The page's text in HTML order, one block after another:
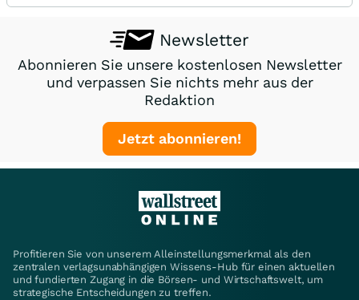
Newsletter
Abonnieren Sie unsere kostenlosen Newsletter
und verpassen Sie nichts mehr aus der
Redaktion
Jetzt abonnieren!
Profitieren Sie von unserem Alleinstellungsmerkmal als den
zentralen verlagsunabhängigen Wissens-Hub für einen aktuellen
und fundierten Zugang in die Börsen- und Wirtschaftswelt, um
strategische Entscheidungen zu treffen.